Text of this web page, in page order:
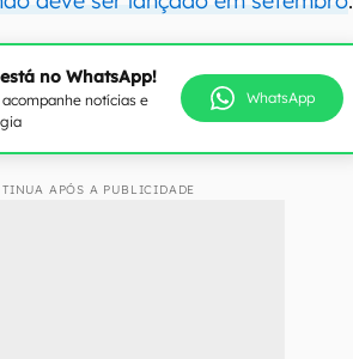
no WhatsApp!
notícias e
WhatsApp
APÓS A PUBLICIDADE